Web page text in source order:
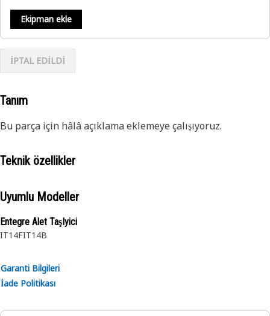
Ekipman ekle
İPTAL EDİLDİ
Tanım
Bu parça için hâlâ açıklama eklemeye çalışıyoruz.
Teknik özellikler
Uyumlu Modeller
Entegre Alet TaşIyici
IT14FIT14B
Garanti Bilgileri
İade Politikası